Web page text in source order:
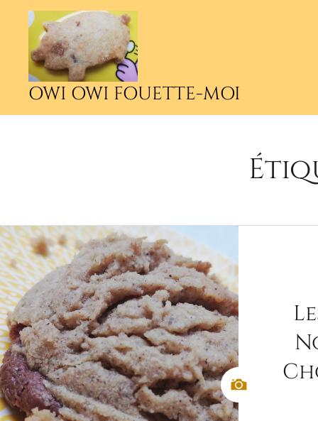
Accéder
contenu
principal
OWI OWI FOUETTE-MOI